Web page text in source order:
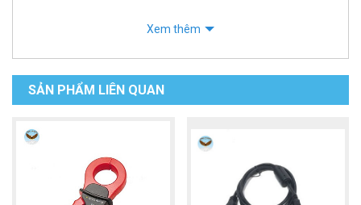
Xem thêm
SẢN PHẨM LIÊN QUAN